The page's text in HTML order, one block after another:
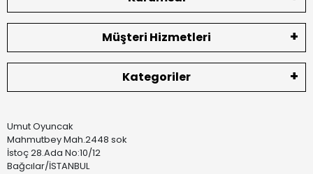
Müşteri Hizmetleri
Kategoriler
Umut Oyuncak
Mahmutbey Mah.2448 sok
İstoç 28.Ada No:10/12
Bağcılar/İSTANBUL